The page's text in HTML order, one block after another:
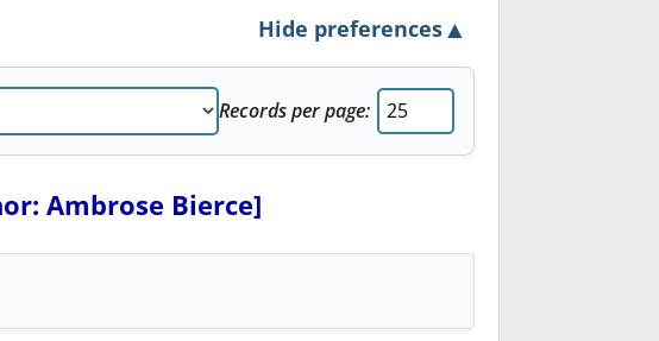
Hide preferences▲
Records per page:
Ambrose Bierce]